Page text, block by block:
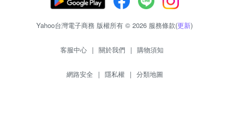
Yahoo台灣電子商務 版權所有 © 2026 服務條款(更新)
客服中心 | 關於我們 | 購物須知
網路安全 | 隱私權 | 分類地圖